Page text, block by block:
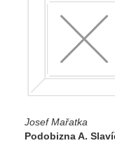
Josef Mařatka
Podobizna A.